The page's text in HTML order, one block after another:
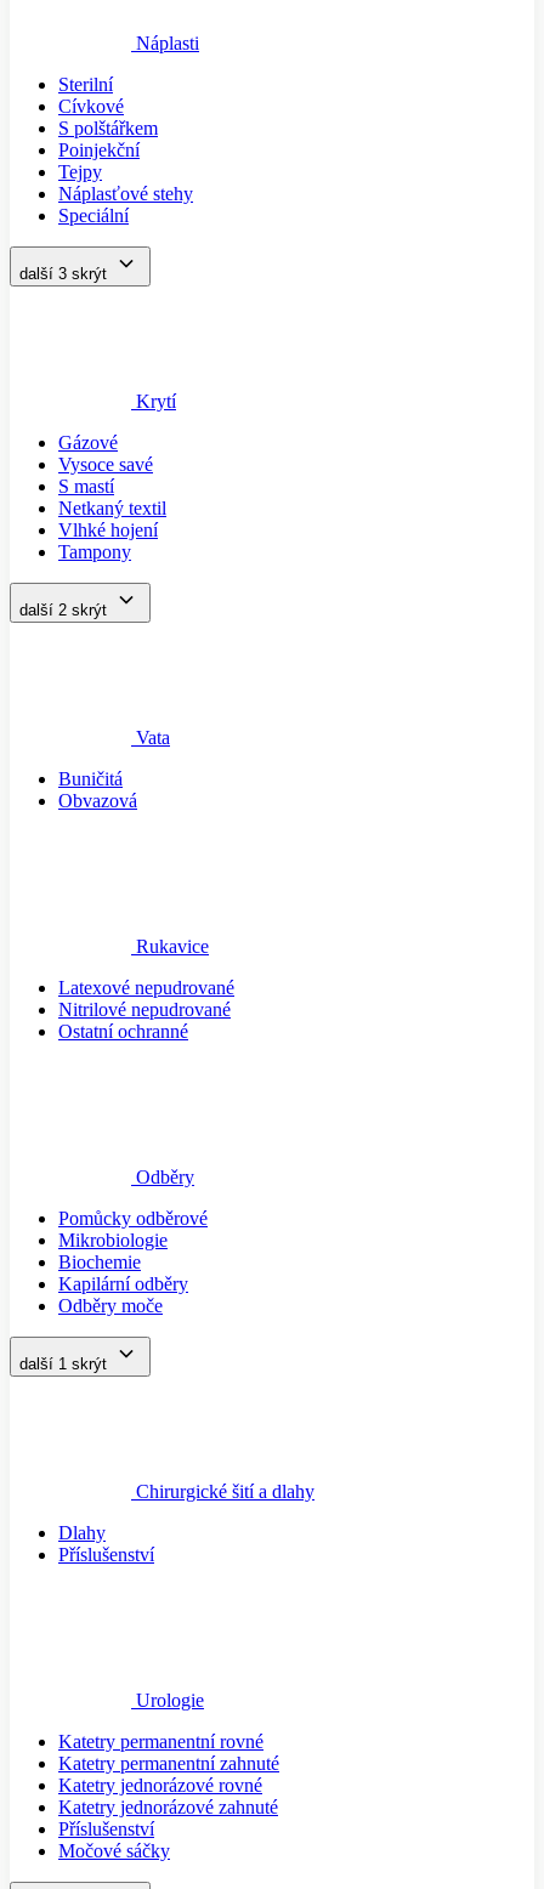
Náplasti
Sterilní
Cívkové
S polštářkem
Poinjekční
Tejpy
Náplasťové stehy
Speciální
další 3 skrýt
Krytí
Gázové
Vysoce savé
S mastí
Netkaný textil
Vlhké hojení
Tampony
další 2 skrýt
Vata
Buničitá
Obvazová
Rukavice
Latexové nepudrované
Nitrilové nepudrované
Ostatní ochranné
Odběry
Pomůcky odběrové
Mikrobiologie
Biochemie
Kapilární odběry
Odběry moče
další 1 skrýt
Chirurgické šití a dlahy
Dlahy
Příslušenství
Urologie
Katetry permanentní rovné
Katetry permanentní zahnuté
Katetry jednorázové rovné
Katetry jednorázové zahnuté
Příslušenství
Močové sáčky